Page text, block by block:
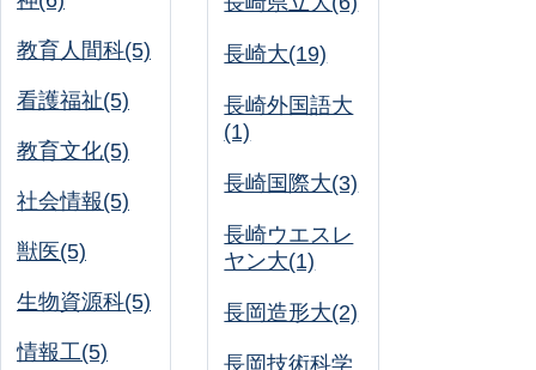
教育人間科(5)
看護福祉(5)
教育文化(5)
社会情報(5)
獣医(5)
生物資源科(5)
情報工(5)
長崎大(19)
長崎外国語大
(1)
長崎国際大(3)
長崎ウエスレ
ヤン大(1)
長岡造形大(2)
長岡技術科学